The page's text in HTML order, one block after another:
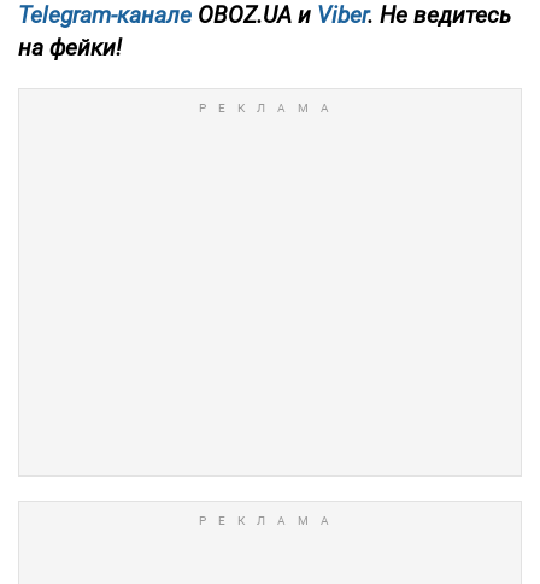
Telegram-канале OBOZ.UA и Viber. Не ведитесь
на фейки!